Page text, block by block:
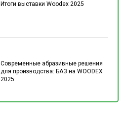
Итоги выставки Woodex 2025
Современные абразивные решения
для производства: БАЗ на WOODEX
2025